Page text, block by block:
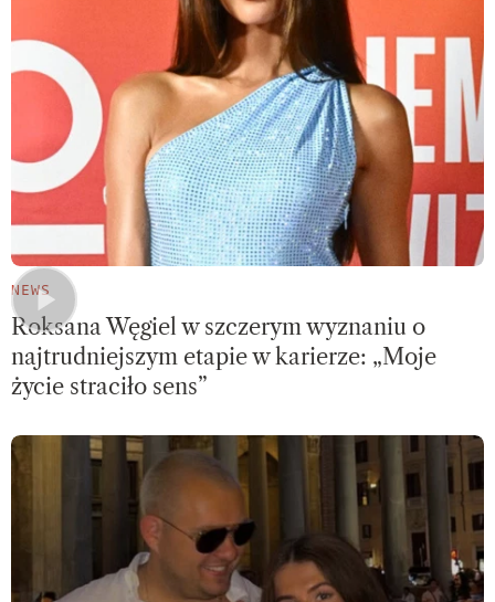
NEWS
Roksana Węgiel w szczerym wyznaniu o
najtrudniejszym etapie w karierze: „Moje
życie straciło sens”